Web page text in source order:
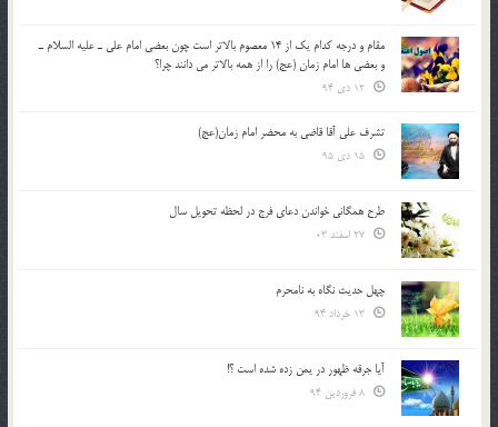
مقام و درجه كدام يك از 14 معصوم بالاتر است چون بعضي امام علي ـ عليه السلام ـ
و بعضي ها امام زمان (عج) را از همه بالاتر مي دانند چرا؟
تشرف علي آقا قاضي به محضر امام زمان(عج)
طرح همگانی خواندن دعای فرج در لحظه تحویل سال
چهل حدیث نگاه به نامحرم
آیا جرقه ظهور در یمن زده شده است ؟!